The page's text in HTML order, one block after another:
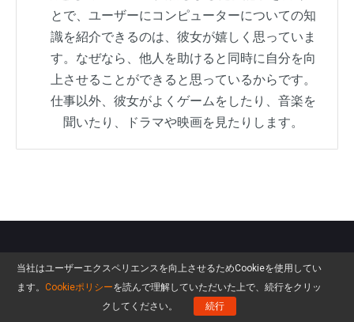
とで、ユーザーにコンピューターについての知
識を紹介できるのは、彼女が嬉しく思っていま
す。なぜなら、他人を助けると同時に自分を向
上させることができると思っているからです。
仕事以外、彼女がよくゲームをしたり、音楽を
聞いたり、ドラマや映画を見たりします。
当社はユーザーエクスペリエンスを向上させるためCookieを使用してい
ます。 Cookieポリシーを読んで理解していただいた上で、続行をクリッ
クしてください。
続行
メルマガ登録